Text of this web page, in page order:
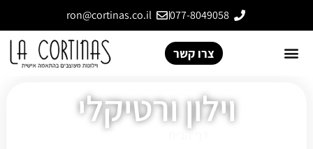
077-8049058
ron@cortinas.co.il
צרו קשר
וילון ורטיקלי
דף הבית וילון ורטיקלי